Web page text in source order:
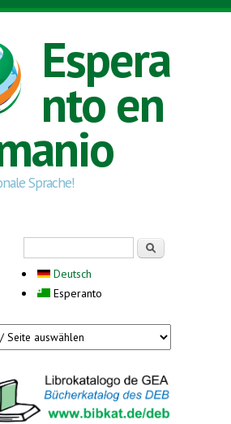
Espera
nto en
Sprache!
Deutsch
Esperanto